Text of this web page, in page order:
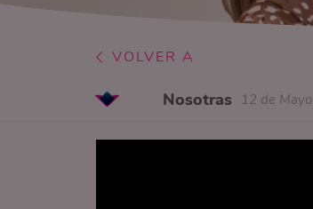
VOLVER A
Nosotras 12 de Mayo